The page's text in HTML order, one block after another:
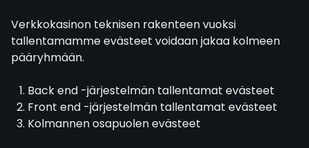
Verkkokasinon teknisen rakenteen vuoksi
tallentamamme evästeet voidaan jakaa kolmeen
pääryhmään.
Back end -järjestelmän tallentamat evästeet
Front end -järjestelmän tallentamat evästeet
Kolmannen osapuolen evästeet